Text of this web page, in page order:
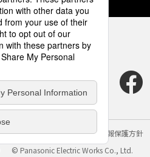
クッキーポリシー
個人情報保護方針
© Panasonic Electric Works Co., Ltd.